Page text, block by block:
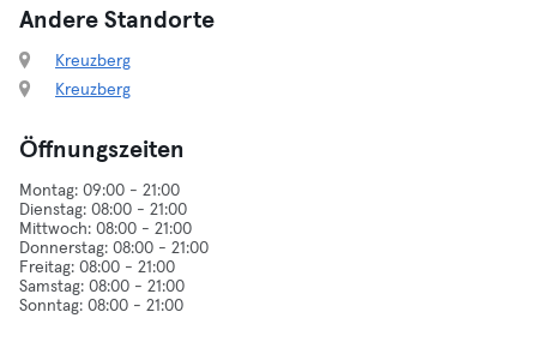
Andere Standorte
Kreuzberg
Kreuzberg
Öffnungszeiten
Montag: 09:00 - 21:00
Dienstag: 08:00 - 21:00
Mittwoch: 08:00 - 21:00
Donnerstag: 08:00 - 21:00
Freitag: 08:00 - 21:00
Samstag: 08:00 - 21:00